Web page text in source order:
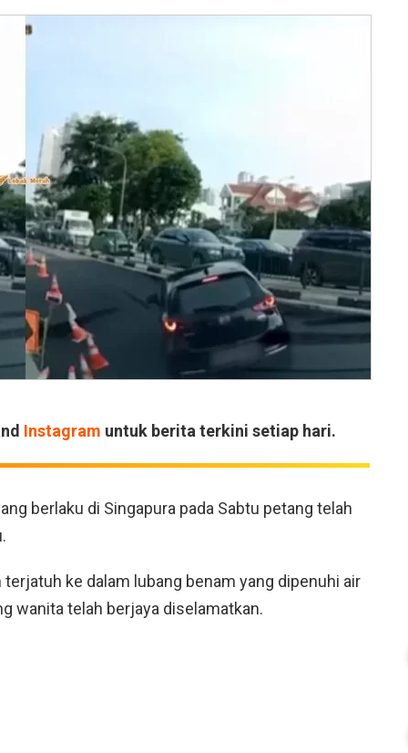
Instagram untuk berita terkini setiap hari.
berlaku di Singapura pada Sabtu petang telah
ke dalam lubang benam yang dipenuhi air
wanita telah berjaya diselamatkan.